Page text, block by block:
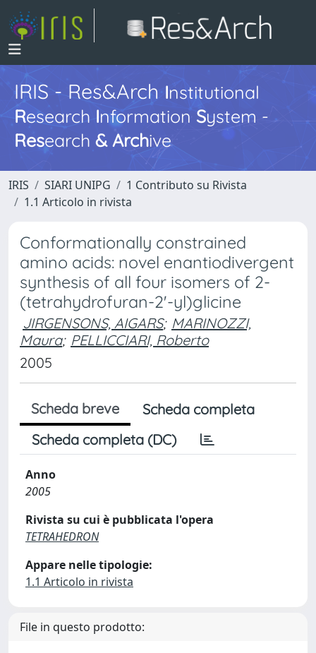
IRIS - Res&ArchInstitutional
Research InformationSystem -
Research & Archive
IRIS SIARI UNIPG
1 Contributo su Rivista
1.1 Articolo in rivista
Conformationally constrained
amino acids: novel enantiodivergent
synthesis of all four isomers of 2-
(tetrahydrofuran-2'-yl)glicine
JIRGENSONS, AIGARS; MARINOZZI,
Maura; PELLICCIARI, Roberto
2005
Scheda breve
Scheda completa
Scheda completa (DC)
Anno
2005
Rivista su cui è pubblicata l'opera
TETRAHEDRON
Appare nelle tipologie:
1.1 Articolo in rivista
File in questo prodotto: